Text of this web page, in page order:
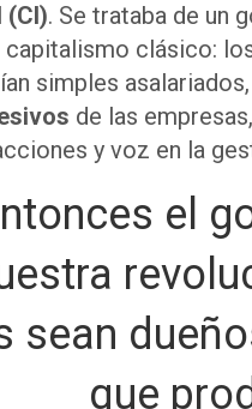
(CI). Se trataba de un
clásico:
simples
de las
y voz en la
el
sean
que